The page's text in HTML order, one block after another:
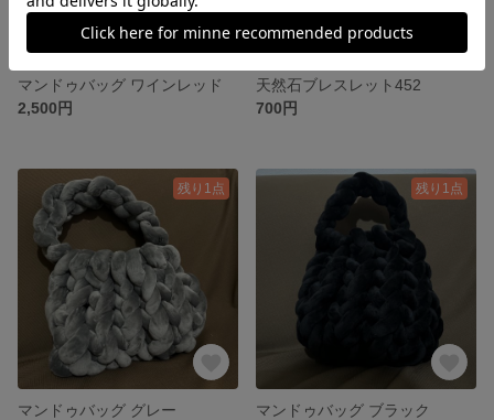
マンドゥバッグ ワインレッド
2,500円
天然石ブレスレット452
700円
残り1点
マンドゥバッグ グレー
残り1点
マンドゥバッグ ブラック